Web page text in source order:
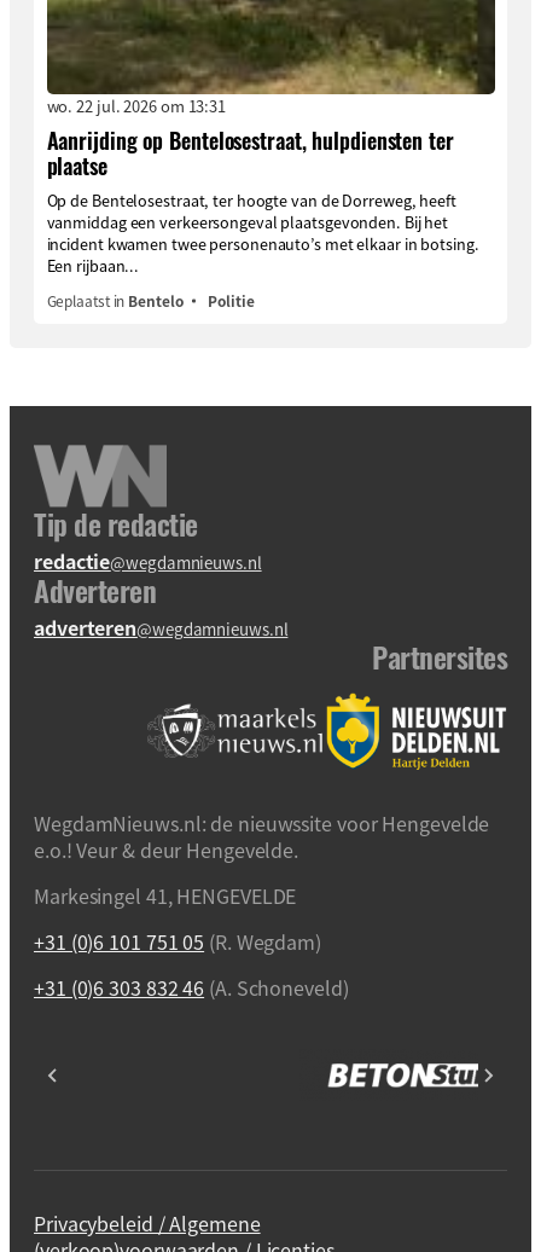
wo. 22 jul. 2026 om 13:31
Aanrijding op Bentelosestraat, hulpdiensten ter
plaatse
Op de Bentelosestraat, ter hoogte van de Dorreweg, heeft
vanmiddag een verkeersongeval plaatsgevonden. Bij het
incident kwamen twee personenauto’s met elkaar in botsing.
Een rijbaan...
Geplaatst in Bentelo Politie
Tip de redactie
redactie@wegdamnieuws.nl
Adverteren
adverteren@wegdamnieuws.nl
Partnersites
WegdamNieuws.nl: de nieuwssite voor Hengevelde
e.o.! Veur & deur Hengevelde.
Markesingel 41, HENGEVELDE
+31 (0)6 101 751 05 (R. Wegdam)
+31 (0)6 303 832 46 (A. Schoneveld)
Privacybeleid / Algemene